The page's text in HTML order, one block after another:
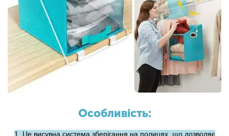
Особливість:
1. Це висувна система зберігання на полицях, що дозволяє